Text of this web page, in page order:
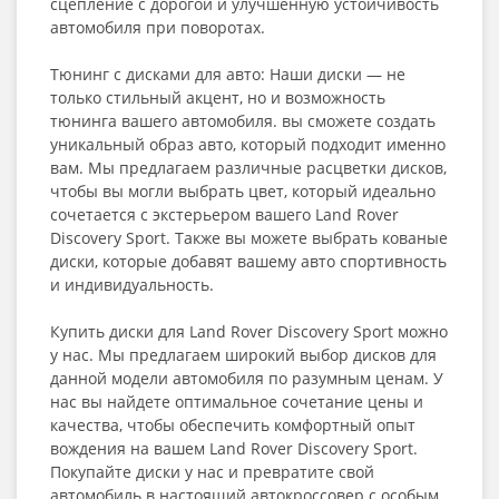
автомобиля при поворотах.
Тюнинг с дисками для авто: Наши диски — не
только стильный акцент, но и возможность
тюнинга вашего автомобиля. вы сможете создать
уникальный образ авто, который подходит именно
вам. Мы предлагаем различные расцветки дисков,
чтобы вы могли выбрать цвет, который идеально
сочетается с экстерьером вашего Land Rover
Discovery Sport. Также вы можете выбрать кованые
диски, которые добавят вашему авто спортивность
и индивидуальность.
Купить диски для Land Rover Discovery Sport можно
у нас. Мы предлагаем широкий выбор дисков для
данной модели автомобиля по разумным ценам. У
нас вы найдете оптимальное сочетание цены и
качества, чтобы обеспечить комфортный опыт
вождения на вашем Land Rover Discovery Sport.
Покупайте диски у нас и превратите свой